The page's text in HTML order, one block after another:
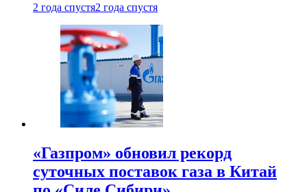
2 года спустя2 года спустя
«Газпром» обновил рекорд
суточных поставок газа в Китай